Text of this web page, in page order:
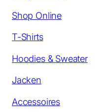
Shop Online
T-Shirts
Hoodies & Sweater
Jacken
Accessoires